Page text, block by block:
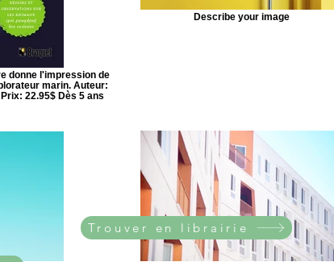
donne l'impression de
marin. Auteur:
22.95$ Dès 5 ans
Describe your image
Trouver en librairie